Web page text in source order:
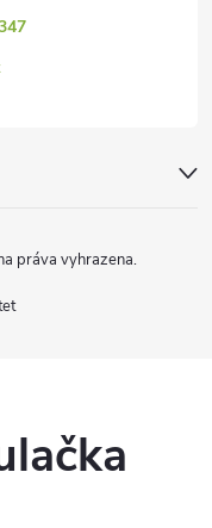
práva vyhrazena.